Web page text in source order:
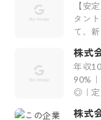
【安
タン
て、
株式
グ
年収
90%
◎｜定
株式